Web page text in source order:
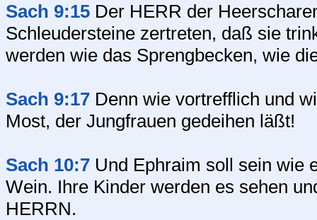
Sach 9:15 Der HERR der
Schleudersteine zertreten, daß sie
werden wie das Sprengbecken, wie
Sach 9:17 Denn wie vortrefflich und
Most, der Jungfrauen gedeihen läßt!
Sach 10:7 Und Ephraim soll sein wie
Wein. Ihre Kinder werden es sehen
HERRN.